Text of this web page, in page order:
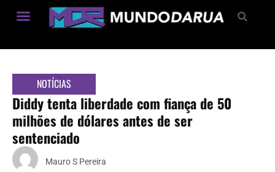
NOTÍCIAS
Diddy tenta liberdade com fiança de 50
milhões de dólares antes de ser
sentenciado
Mauro S Pereira